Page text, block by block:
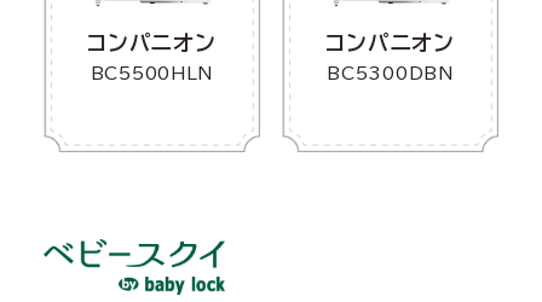
コンパニオン
BC5500HLN
コンパニオン
BC5300DBN